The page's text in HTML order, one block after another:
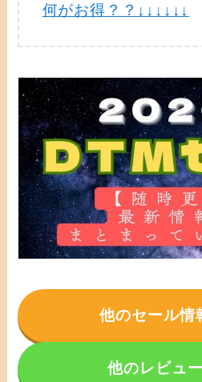
何がお得？？↓↓↓↓↓↓
他のセール情
他のレビュ